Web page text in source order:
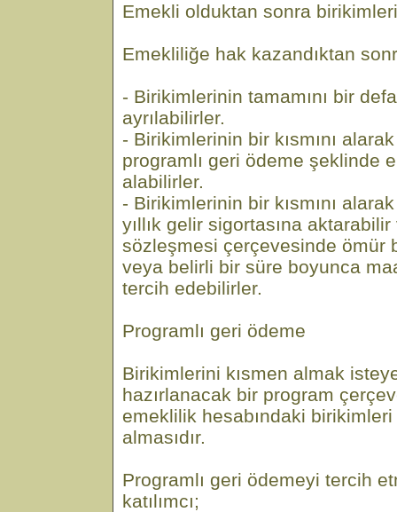
Emekli olduktan sonra
Emekliliğe hak kazandıktan
- Birikimlerinin tamamını bir
ayrılabilirler.
- Birikimlerinin bir kısmını
programlı geri ödeme şeklinde
alabilirler.
- Birikimlerinin bir kısmını
yıllık gelir sigortasına aktarabilir
sözleşmesi çerçevesinde ömür
veya belirli bir süre boyunca
tercih edebilirler.
Programlı geri ödeme
Birikimlerini kısmen almak
hazırlanacak bir program
emeklilik hesabındaki birikimleri
almasıdır.
Programlı geri ödemeyi tercih
katılımcı;